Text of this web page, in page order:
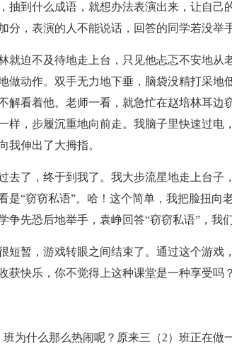
抽到什么成语，就想办法表演出来，让自己
分，表演的人不能说话，回答的同学若没举
就迫不及待地走上台，只见他忐忑不安地从
做动作。双手无力地下垂，脑袋没精打采地
解看着他。老师一看，就急忙在赵培林耳边
样，步履沉重地向前走。我脑子里快速过电
我伸出了大拇指。
去了，终于到我了。我大步流星地走上台子
是“窃窃私语”。哈！这个简单，我把脸扭向
争先恐后地举手，袁峥回答“窃窃私语”，我
短暂，游戏转眼之间结束了。通过这个游戏
获快乐，你不觉得上这种课堂是一种享受吗？
班为什么那么热闹呢？原来三（2）班正在